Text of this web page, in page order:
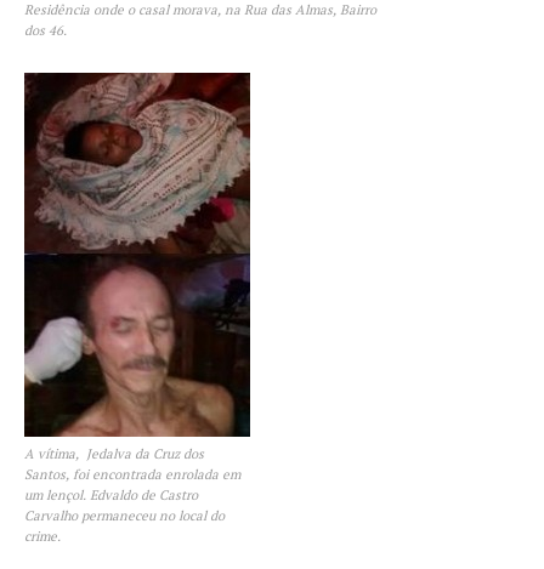
Residência onde o casal morava, na Rua das Almas, Bairro
dos 46.
A vítima, Jedalva da Cruz dos
Santos, foi encontrada enrolada em
um lençol. Edvaldo de Castro
Carvalho permaneceu no local do
crime.